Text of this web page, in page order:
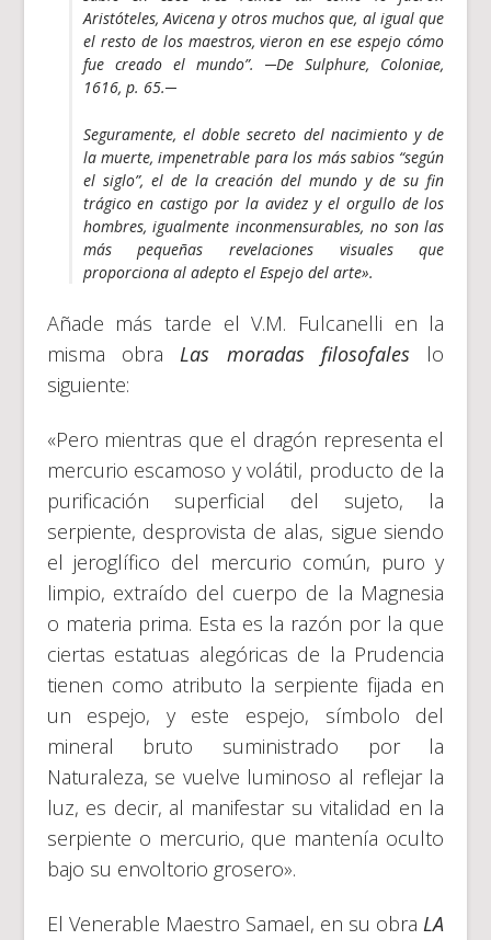
Aristóteles, Avicena y otros muchos que, al igual que
el resto de los maestros, vieron en ese espejo cómo
fue creado el mundo”. ─De Sulphure, Coloniae,
1616, p. 65.─
Seguramente, el doble secreto del nacimiento y de
la muerte, impenetrable para los más sabios “según
el siglo”, el de la creación del mundo y de su fin
trágico en castigo por la avidez y el orgullo de los
hombres, igualmente inconmensurables, no son las
más pequeñas revelaciones visuales que
proporciona al adepto el Espejo del arte».
Añade más tarde el V.M. Fulcanelli en la
misma obraLas moradas filosofales lo
siguiente:
«Pero mientras que el dragón representa el
mercurio escamoso y volátil, producto de la
purificación superficial del sujeto, la
serpiente, desprovista de alas, sigue siendo
el jeroglífico del mercurio común, puro y
limpio, extraído del cuerpo de la Magnesia
o materia prima. Esta es la razón por la que
ciertas estatuas alegóricas de la Prudencia
tienen como atributo la serpiente fijada en
un espejo, y este espejo, símbolo del
mineral bruto suministrado por la
Naturaleza, se vuelve luminoso al reflejar la
luz, es decir, al manifestar su vitalidad en la
serpiente o mercurio, que mantenía oculto
bajo su envoltorio grosero».
El Venerable Maestro Samael, en su obraLA